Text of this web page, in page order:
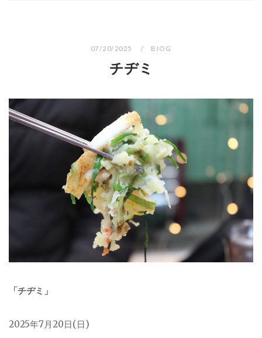
07/20/2025 BIOG
チヂミ
「チヂミ」
2025年7月20日(日)